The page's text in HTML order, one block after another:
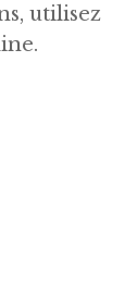
utilisez